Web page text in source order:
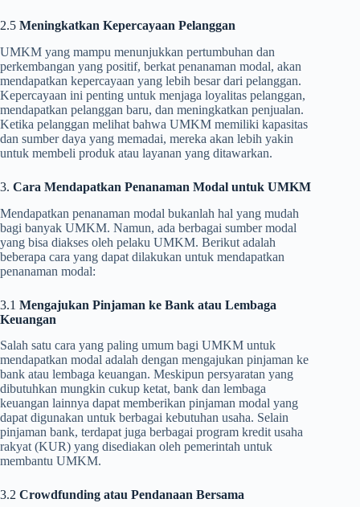
2.5 Meningkatkan Kepercayaan Pelanggan
UMKM yang mampu menunjukkan pertumbuhan dan
perkembangan yang positif, berkat penanaman modal, akan
mendapatkan kepercayaan yang lebih besar dari pelanggan.
Kepercayaan ini penting untuk menjaga loyalitas pelanggan,
mendapatkan pelanggan baru, dan meningkatkan penjualan.
Ketika pelanggan melihat bahwa UMKM memiliki kapasitas
dan sumber daya yang memadai, mereka akan lebih yakin
untuk membeli produk atau layanan yang ditawarkan.
3. Cara Mendapatkan Penanaman Modal untuk UMKM
Mendapatkan penanaman modal bukanlah hal yang mudah
bagi banyak UMKM. Namun, ada berbagai sumber modal
yang bisa diakses oleh pelaku UMKM. Berikut adalah
beberapa cara yang dapat dilakukan untuk mendapatkan
penanaman modal:
3.1 Mengajukan Pinjaman ke Bank atau Lembaga
Keuangan
Salah satu cara yang paling umum bagi UMKM untuk
mendapatkan modal adalah dengan mengajukan pinjaman ke
bank atau lembaga keuangan. Meskipun persyaratan yang
dibutuhkan mungkin cukup ketat, bank dan lembaga
keuangan lainnya dapat memberikan pinjaman modal yang
dapat digunakan untuk berbagai kebutuhan usaha. Selain
pinjaman bank, terdapat juga berbagai program kredit usaha
rakyat (KUR) yang disediakan oleh pemerintah untuk
membantu UMKM.
3.2 Crowdfunding atau Pendanaan Bersama